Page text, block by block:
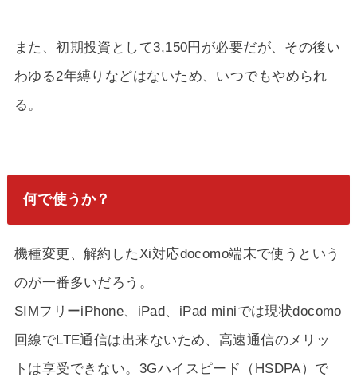
また、初期投資として3,150円が必要だが、その後い
わゆる2年縛りなどはないため、いつでもやめられ
る。
何で使うか？
機種変更、解約したXi対応docomo端末で使うという
のが一番多いだろう。
SIMフリーiPhone、iPad、iPad miniでは現状docomo
回線でLTE通信は出来ないため、高速通信のメリッ
トは享受できない。3Gハイスピード（HSDPA）で